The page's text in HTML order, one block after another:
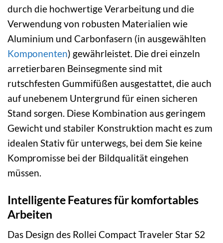
durch die hochwertige Verarbeitung und die
Verwendung von robusten Materialien wie
Aluminium und Carbonfasern (in ausgewählten
Komponenten) gewährleistet. Die drei einzeln
arretierbaren Beinsegmente sind mit
rutschfesten Gummifüßen ausgestattet, die auch
auf unebenem Untergrund für einen sicheren
Stand sorgen. Diese Kombination aus geringem
Gewicht und stabiler Konstruktion macht es zum
idealen Stativ für unterwegs, bei dem Sie keine
Kompromisse bei der Bildqualität eingehen
müssen.
Intelligente Features für komfortables
Arbeiten
Das Design des Rollei Compact Traveler Star S2